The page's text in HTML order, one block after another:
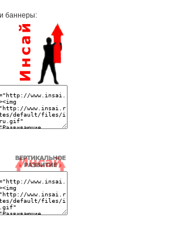
баннеры: